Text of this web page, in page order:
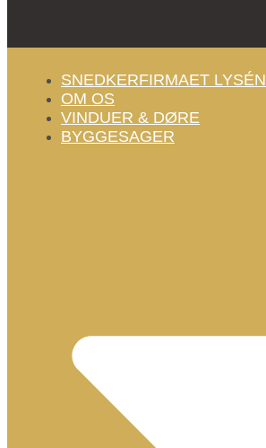
SNEDKERFIRMAET LYSÉN
OM OS
VINDUER & DØRE
BYGGESAGER